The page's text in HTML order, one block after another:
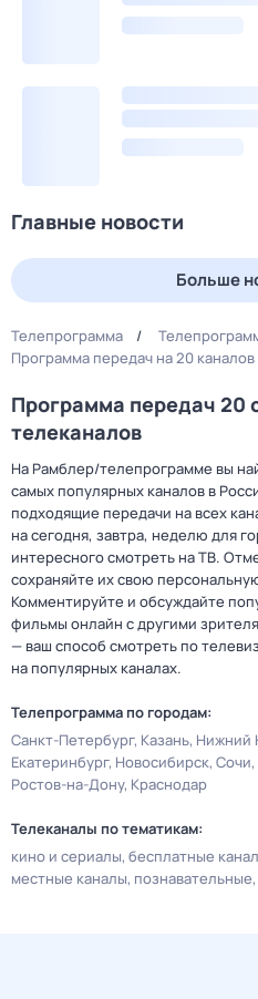
Главные новости
Больше
Телепрограмма
Программа передач на 20
Программа передач 20
телеканалов
На Рамблер/телепрограмме вы
самых популярных каналов в
подходящие передачи на всех
на сегодня, завтра, неделю для
интересного смотреть на ТВ.
сохраняйте их свою
Комментируйте и обсуждайте
фильмы онлайн с другими
— ваш способ смотреть по
на популярных каналах.
Телепрограмма по городам:
Санкт-Петербург Казань Нижний
Екатеринбург Новосибирск Сочи
Ростов-на-Дону Краснодар
Телеканалы по тематикам:
кино и сериалы бесплатные
местные каналы познавательные